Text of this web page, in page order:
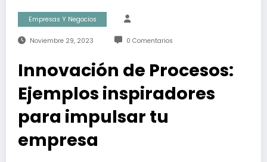
Empresas Y Negocios
Noviembre 29, 2023 0 Comentarios
Innovación de Procesos:
Ejemplos inspiradores
para impulsar tu
empresa